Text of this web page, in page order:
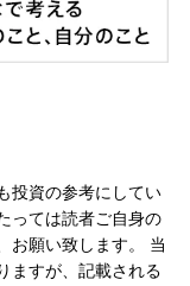
投資の参考にしてい
っては読者ご自身の
お願い致します。 当
ますが、記載される